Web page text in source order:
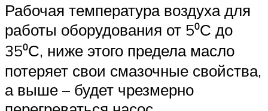
Рабочая температура воздуха для
работы оборудования от 5⁰С до
35⁰С, ниже этого предела масло
потеряет свои смазочные свойства,
а выше – будет чрезмерно